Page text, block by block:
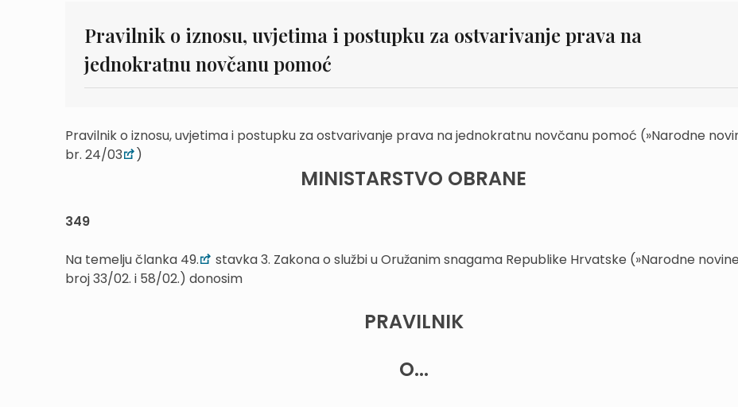
Pravilnik o iznosu, uvjetima i postupku za ostvarivanje prava na
jednokratnu novčanu pomoć
Pravilnik o iznosu, uvjetima i postupku za ostvarivanje prava na jednokratnu novčanu pomoć (»Narodne
br. 24/03
)
MINISTARSTVO OBRANE
349
Na temelju članka 49.
stavka 3. Zakona o službi u Oružanim snagama Republike Hrvatske (»Narodne
broj 33/02. i 58/02.) donosim
PRAVILNIK
O...